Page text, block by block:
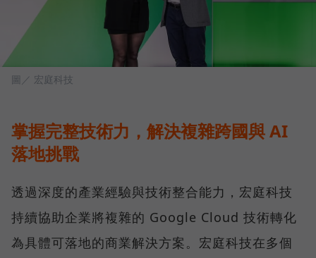
圖／ 宏庭科技
掌握完整技術力，解決複雜跨國與 AI
落地挑戰
透過深度的產業經驗與技術整合能力，宏庭科技
持續協助企業將複雜的 Google Cloud 技術轉化
為具體可落地的商業解決方案。宏庭科技在多個